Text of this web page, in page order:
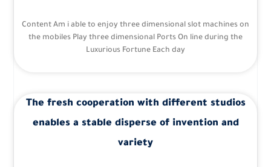
Content Am i able to enjoy three dimensional slot machines on
the mobiles Play three dimensional Ports On line during the
Luxurious Fortune Each day
The fresh cooperation with different studios
enables a stable disperse of invention and
variety